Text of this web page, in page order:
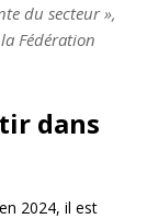
du secteur »,
Fédération
dans
2024, il est